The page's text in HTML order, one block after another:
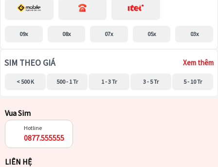
09x 08x 07x 05x 03x
SIM THEO GIÁ Xem thêm
< 500 K 500 - 1 Tr 1 - 3 Tr 3 - 5 Tr 5 - 10 Tr
Vua Sim
Hotline
0877.555555
LIÊN HỆ